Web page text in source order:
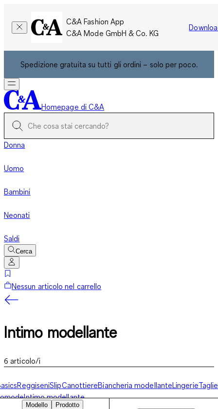
C&A Fashion App
C&A Mode GmbH & Co. KG
Spedizione gratuita su tutti gli ordini – solo per poco.
Homepage di C&A
Donna
Uomo
Bambini
Neonati
Saldi
Cerca
Nessun articolo nel carrello
Intimo modellante
6 articolo/i
ReggiseniSlipCanottiereBiancheria modellanteLingerieTaglie
Intimo modellante
Modello
Prodotto